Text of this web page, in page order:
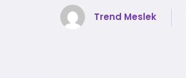
Trend Meslek